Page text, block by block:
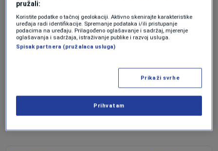
TAGOVI
pružali:
Koristite podatke o tačnoj geolokaciji. Aktivno skenirajte karakteristike
uređaja radi identifikacije. Spremanje podataka i/ili pristupanje
podacima na uređaju. Prilagođeno oglašavanje i sadržaj, mjerenje
oglašavanja i sadržaja, istraživanje publike i razvoj usluga.
Spisak partnera (pružalaca usluga)
Prikaži svrhe
Prihvatam